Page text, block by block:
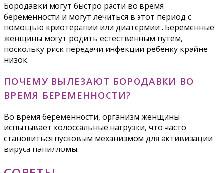
Бородавки могут быстро расти во время
беременности и могут лечиться в этот период с
помощью криотерапии или диатермии . Беременные
женщины могут родить естественным путем,
поскольку риск передачи инфекции ребенку крайне
низок.
ПОЧЕМУ ВЫЛЕЗАЮТ БОРОДАВКИ ВО
ВРЕМЯ БЕРЕМЕННОСТИ?
Во время беременности, организм женщины
испытывает колоссальные нагрузки, что часто
становиться пусковым механизмом для активизации
вируса папилломы.